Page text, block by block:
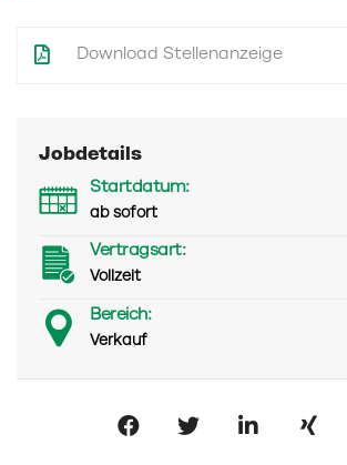
Download Stellenanzeige
Jobdetails
Startdatum:
ab sofort
Vertragsart:
Vollzeit
Bereich:
Verkauf